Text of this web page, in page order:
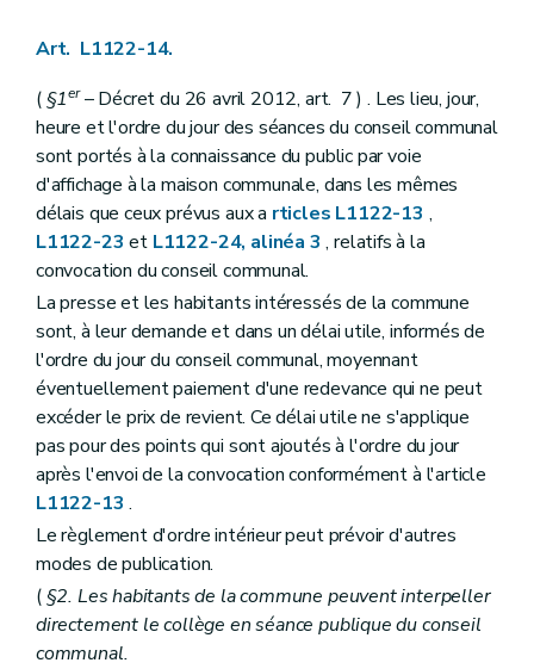
Chapitre unique
Art. L2131-2
Art. L2131-3
Art. L2131-4
Art. L2131-5
Art. L2131-6
Art. L2131-7
Titre IV La concertation
Chapitre unique
Art. L2141-1
Livre II Les provinces
Titre premier Organisation des provinces
Chapitre premier
Dispositions générales
Art. L2211-1
Chapitre II Organes provinciaux
Section première Dispositions générales
Art. L2212-1
Art. L2212-2
Art. L2212-3
Section 2 Le conseil provincial
Sous-section première
Art. L2212-5
Art. L2212-6
Art. L2212-7
Art. L2212-8
Art. L1122-14.
( §1er– Décret du 26 avril 2012, art. 7 ) . Les lieu, jour,
heure et l'ordre du jour des séances du conseil communal
sont portés à la connaissance du public par voie
d'affichage à la maison communale, dans les mêmes
délais que ceux prévus aux a rticles L1122-13 ,
L1122-23 et L1122-24, alinéa 3 , relatifs à la
convocation du conseil communal.
La presse et les habitants intéressés de la commune
sont, à leur demande et dans un délai utile, informés de
l'ordre du jour du conseil communal, moyennant
éventuellement paiement d'une redevance qui ne peut
excéder le prix de revient. Ce délai utile ne s'applique
pas pour des points qui sont ajoutés à l'ordre du jour
après l'envoi de la convocation conformément à l'article
L1122-13 .
Le règlement d'ordre intérieur peut prévoir d'autres
modes de publication.
(§2. Les habitants de la commune peuvent interpeller
directement le collège en séance publique du conseil
communal.